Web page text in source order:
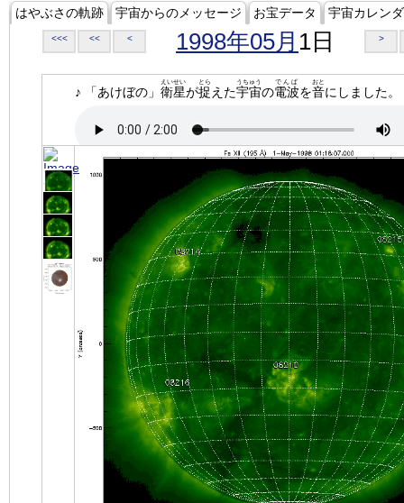
はやぶさの軌跡 宇宙からのメッセージ お宝データ 宇宙カレン
<<< << < 1998年05月 1日 >
♪ 「あけぼの」 衛星
えいせい
が捉
とら
えた宇宙
うちゅう
の電波
でんぱ
を音
おと
にしました。